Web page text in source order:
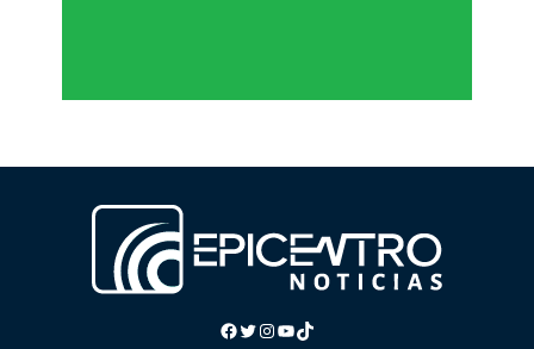
Facebook
Twitter
Instagram
YouTube
TikTok